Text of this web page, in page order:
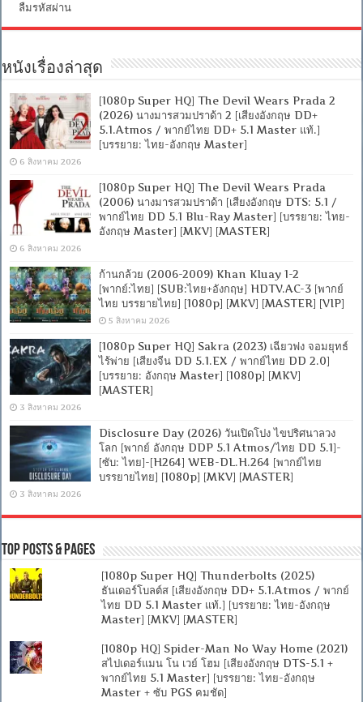
ลืมรหัสผ่าน
หนังเรื่องล่าสุด
[1080p Super HQ] The Devil Wears Prada 2
(2026) นางมารสวมปราด้า 2 [เสียงอังกฤษ DD+
5.1.Atmos / พากย์ไทย DD+ 5.1 Master แท้.]
[บรรยาย: ไทย-อังกฤษ Master]
6 สิงหาคม 2026
[1080p Super HQ] The Devil Wears Prada
(2006) นางมารสวมปราด้า [เสียงอังกฤษ DTS: 5.1 /
พากย์ไทย DD 5.1 Blu-Ray Master] [บรรยาย: ไทย-
อังกฤษ Master] [MKV] [MASTER]
6 สิงหาคม 2026
ก้านกล้วย (2006-2009) Khan Kluay 1-2
[พากย์:ไทย] [SUB:ไทย+อังกฤษ] HDTV.AC-3 [พากย์
ไทย บรรยายไทย] [1080p] [MKV] [MASTER] [VIP]
5 สิงหาคม 2026
[1080p Super HQ] Sakra (2023) เฉียวฟง จอมยุทธ์
ไร้พ่าย [เสียงจีน DD 5.1.EX / พากย์ไทย DD 2.0]
[บรรยาย: อังกฤษ Master] [1080p] [MKV]
[MASTER]
3 สิงหาคม 2026
Disclosure Day (2026) วันเปิดโปง ไขปริศนาลวง
โลก [พากย์ อังกฤษ DDP 5.1 Atmos/ไทย DD 5.1]-
[ซับ: ไทย]-[H264] WEB-DL.H.264 [พากย์ไทย
บรรยายไทย] [1080p] [MKV] [MASTER]
3 สิงหาคม 2026
Top Posts & Pages
[1080p Super HQ] Thunderbolts (2025)
ธันเดอร์โบลต์ส [เสียงอังกฤษ DD+ 5.1.Atmos / พากย์
ไทย DD 5.1 Master แท้.] [บรรยาย: ไทย-อังกฤษ
Master] [MKV] [MASTER]
[1080p HQ] Spider-Man No Way Home (2021)
สไปเดอร์แมน โน เวย์ โฮม [เสียงอังกฤษ DTS-5.1 +
พากย์ไทย 5.1 Master] [บรรยาย: ไทย-อังกฤษ
Master + ซับ PGS คมชัด]